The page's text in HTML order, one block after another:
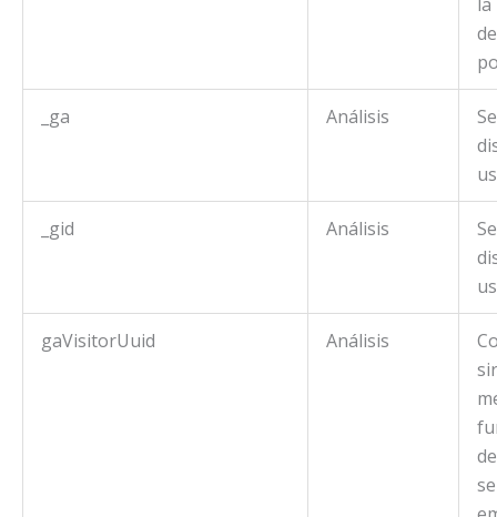
_ga Análisis
_gid Análisis
gaVisitorUuid Análisis